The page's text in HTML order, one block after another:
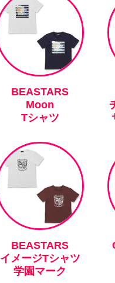
BEASTARS
Moon
Tシャツ
BEASTARS
イメージTシャツ
学園マーク